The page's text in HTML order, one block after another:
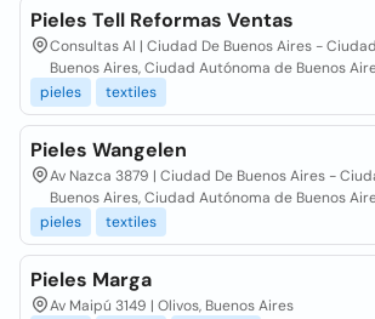
Pieles Tell Reformas Ventas
Consultas Al | Ciudad De Buenos Aires -
Buenos Aires, Ciudad Autónoma de Buenos
pieles
textiles
Pieles Wangelen
Av Nazca 3879 | Ciudad De Buenos Aires -
Buenos Aires, Ciudad Autónoma de Buenos
pieles
textiles
Pieles Marga
Av Maipú 3149 | Olivos, Buenos Aires